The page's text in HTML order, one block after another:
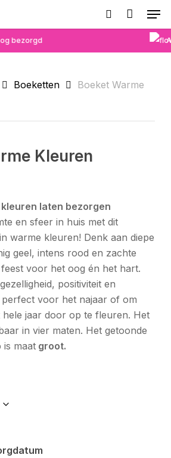
search
bezorgd
Boeketten
Boeket Warme
Kleuren
laten bezorgen
en sfeer in huis met dit
warme kleuren! Denk aan diepe
geel, intens rood en zachte
voor het oog én het hart.
positiviteit en
voor het najaar of om
jaar door op te fleuren. Het
in vier maten. Het getoonde
is maatgroot.